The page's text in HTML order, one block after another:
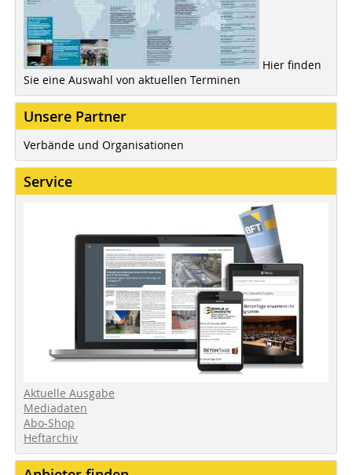
Hier finden
Sie eine Auswahl von aktuellen Terminen
Unsere Partner
Verbände und Organisationen
Service
Aktuelle Ausgabe
Mediadaten
Abo-Shop
Heftarchiv